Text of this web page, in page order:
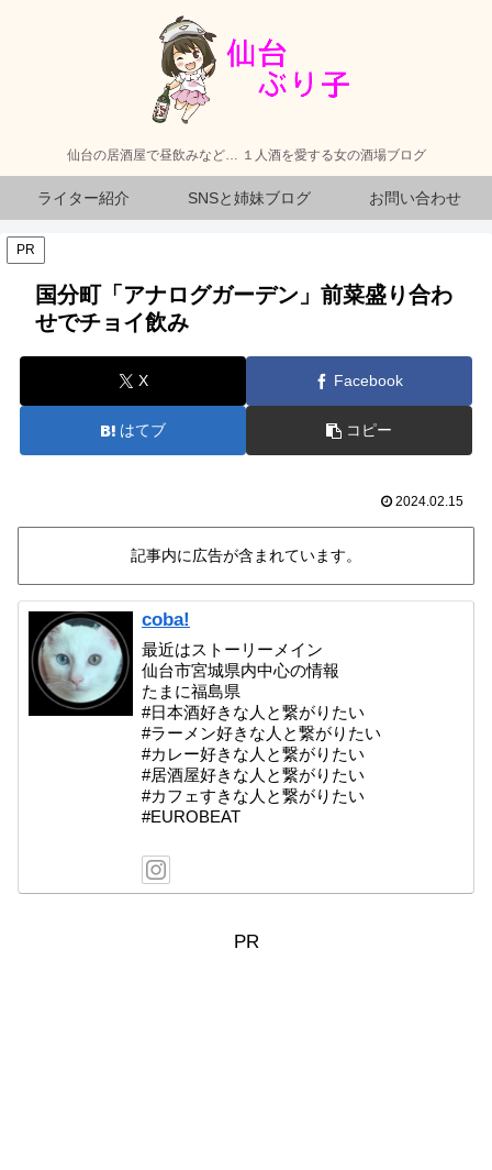
仙台の居酒屋で昼飲みなど… １人酒を愛する女の酒場ブログ
ライター紹介 SNSと姉妹ブログ お問い合わせ
PR
国分町「アナログガーデン」前菜盛り合わ
せでチョイ飲み
X Facebook
はてブ コピー
2024.02.15
記事内に広告が含まれています。
coba!
最近はストーリーメイン
仙台市宮城県内中心の情報
たまに福島県
#日本酒好きな人と繋がりたい
#ラーメン好きな人と繋がりたい
#カレー好きな人と繋がりたい
#居酒屋好きな人と繋がりたい
#カフェすきな人と繋がりたい
#EUROBEAT
PR